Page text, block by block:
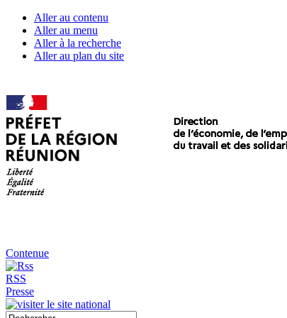
Aller au contenu
Aller au menu
Aller à la recherche
Aller au plan du site
Contenue
RSS
Presse